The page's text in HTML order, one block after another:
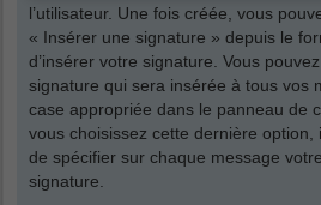
l’utilisateur. Une fois créée, vous
« Insérer une signature » depuis le
d’insérer votre signature. Vous
signature qui sera insérée à tous vos
case appropriée dans le panneau de
vous choisissez cette dernière option,
de spécifier sur chaque message
signature.